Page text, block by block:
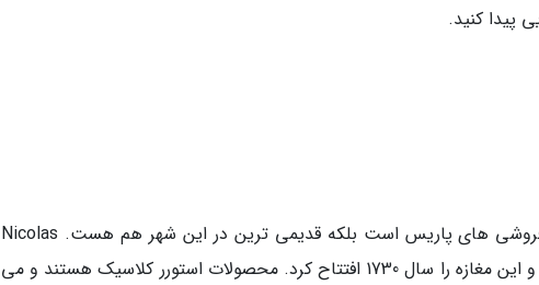
پیدا کنید.
استورر علاوه بر این که یکی از بهترین شیرینی فروشی های پاریس است بلکه قدیمی ترین در این شهر هم هست. Nicolas
Stohrer شیرینی پز مخصوص لوئی پانزدهم بود و این مغازه را سال 1730 افتتاح کرد. محصولات استورر کلاسیک هستند و می